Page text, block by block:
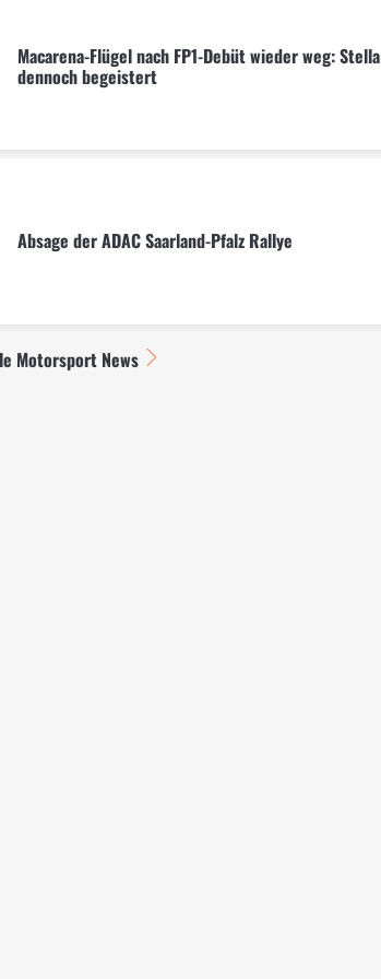
Macarena-Flügel nach FP1-Debüt wieder weg: Stella
dennoch begeistert
Absage der ADAC Saarland-Pfalz Rallye
Motorsport News